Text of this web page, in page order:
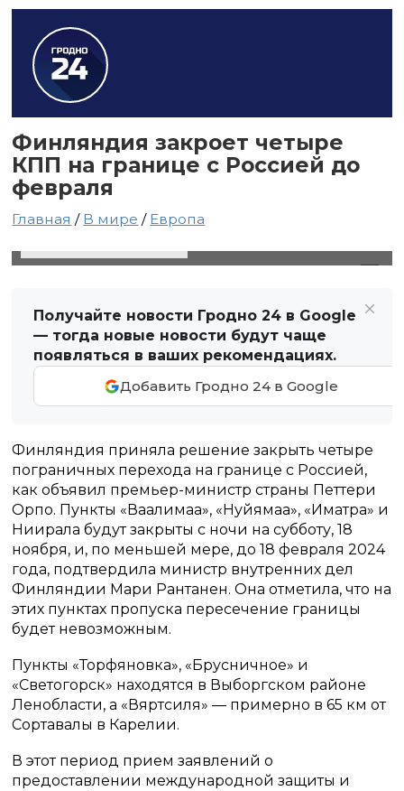
Финляндия закроет четыре
КПП на границе с Россией до
февраля
Главная / В мире / Европа
Получайте новости Гродно 24 в Google
— тогда новые новости будут чаще
появляться в ваших рекомендациях.
Добавить Гродно 24 в Google
Финляндия приняла решение закрыть четыре
пограничных перехода на границе с Россией,
как объявил премьер-министр страны Петтери
Орпо. Пункты «Ваалимаа», «Нуйямаа», «Иматра» и
Ниирала будут закрыты с ночи на субботу, 18
ноября, и, по меньшей мере, до 18 февраля 2024
года, подтвердила министр внутренних дел
Финляндии Мари Рантанен. Она отметила, что на
этих пунктах пропуска пересечение границы
будет невозможным.
Пункты «Торфяновка», «Брусничное» и
«Светогорск» находятся в Выборгском районе
Ленобласти, а «Вяртсиля» — примерно в 65 км от
Сортавалы в Карелии.
В этот период прием заявлений о
предоставлении международной защиты и